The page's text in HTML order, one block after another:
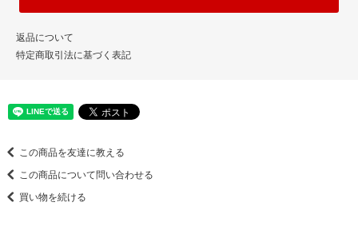
返品について
特定商取引法に基づく表記
この商品を友達に教える
この商品について問い合わせる
買い物を続ける